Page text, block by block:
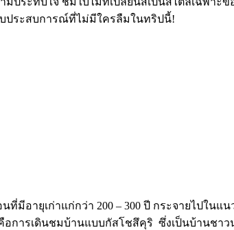
ประสบการณ์ที่ไม่มีใครลืมในทริปนี้!
ที่มีอายุเก่าแก่กว่า 200 – 300 ปี กระจายไปใ
การเดินชมบ้านแบบกัสโชสึคุริ ซึ่งเป็นบ้านชา